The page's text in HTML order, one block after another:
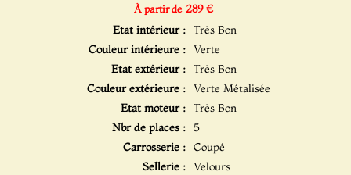
À partir de 289 €
Etat intérieur : Très Bon
Couleur intérieure : Verte
Etat extérieur : Très Bon
Couleur extérieure : Verte Métalisée
Etat moteur : Très Bon
Nbr de places : 5
Carrosserie : Coupé
Sellerie : Velours